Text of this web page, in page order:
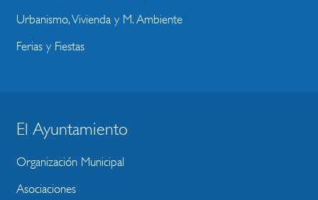
Urbanismo, Vivienda y M. Ambiente
Ferias y Fiestas
BLOQUE
MENU
WEBSITE
El Ayuntamiento
Organización Municipal
Asociaciones